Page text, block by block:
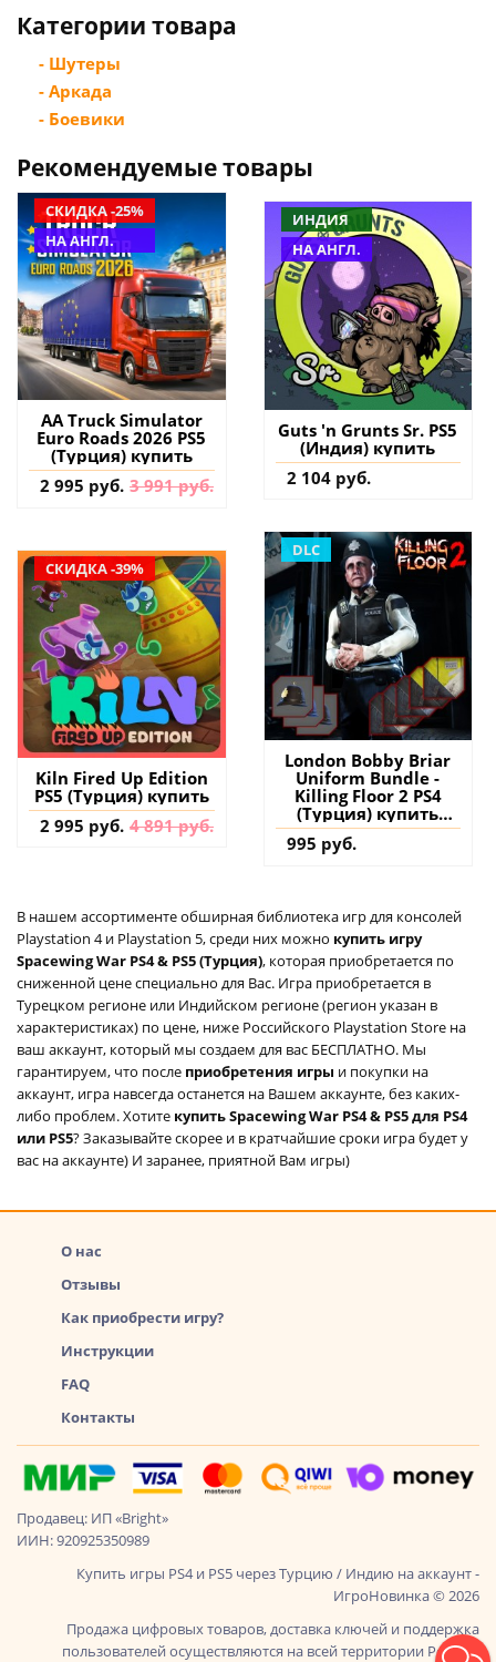
Категории товара
- Шутеры
- Аркада
- Боевики
Рекомендуемые товары
СКИДКА -25%
НА АНГЛ.
AA Truck Simulator
Euro Roads 2026 PS5
(Турция) купить
2 995 руб. 3 991 руб.
ИНДИЯ
НА АНГЛ.
Guts 'n Grunts Sr. PS5
(Индия) купить
2 104 руб.
СКИДКА -39%
Kiln Fired Up Edition
PS5 (Турция) купить
2 995 руб. 4 891 руб.
DLC
London Bobby Briar
Uniform Bundle -
Killing Floor 2 PS4
(Турция) купить
дополнение на
аккаунт
995 руб.
В нашем ассортименте обширная библиотека игр для консолей
Playstation 4 и Playstation 5, среди них можно купить игру
Spacewing War PS4 & PS5 (Турция), которая приобретается по
сниженной цене специально для Вас. Игра приобретается в
Турецком регионе или Индийском регионе (регион указан в
характеристиках) по цене, ниже Российского Playstation Store на
ваш аккаунт, который мы создаем для вас БЕСПЛАТНО. Мы
гарантируем, что после приобретения игры и покупки на
аккаунт, игра навсегда останется на Вашем аккаунте, без каких-
либо проблем. Хотите купить Spacewing War PS4 & PS5 для PS4
или PS5? Заказывайте скорее и в кратчайшие сроки игра будет у
вас на аккаунте) И заранее, приятной Вам игры)
О нас
Отзывы
Как приобрести игру?
Инструкции
FAQ
Контакты
Продавец: ИП «Bright»
ИИН: 920925350989
Купить игры PS4 и PS5 через Турцию / Индию на аккаунт -
ИгроНовинка © 2026
Продажа цифровых товаров, доставка ключей и поддержка
пользователей осуществляются на всей территории России,